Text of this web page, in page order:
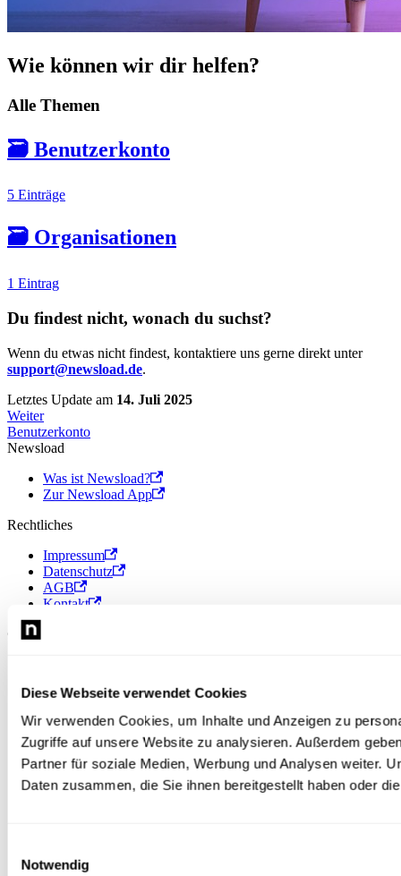
Diese Webseite verwendet Cookies
Wir verwenden Cookies, um Inhalte und Anzeigen zu
Zugriffe auf unsere Website zu analysieren. Außerdem
Partner für soziale Medien, Werbung und Analysen weiter.
Daten zusammen, die Sie ihnen bereitgestellt haben oder
Notwendig
Wie können wir dir helfen?
Alle Themen
🗃️ Benutzerkonto
5 Einträge
🗃️ Organisationen
1 Eintrag
Du findest nicht, wonach du suchst?
Wenn du etwas nicht findest, kontaktiere uns gerne direkt unter
support@newsload.de.
Letztes Update am 14. Juli 2025
Weiter
Benutzerkonto
Newsload
Was ist Newsload?
Zur Newsload App
Rechtliches
Impressum
Datenschutz
AGB
Kontakt
© 2026 Newsload, Newsload ist ein Produkt der Contiago GmbH.